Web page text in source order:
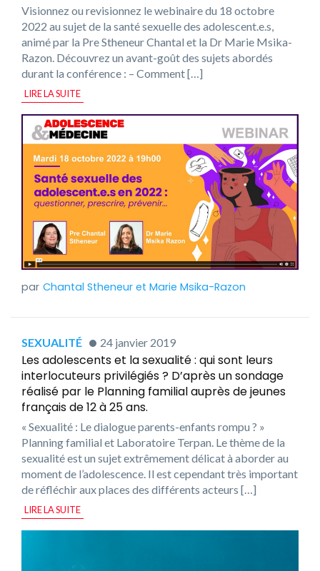
Visionnez ou revisionnez le webinaire du 18 octobre
2022 au sujet de la santé sexuelle des adolescent.e.s,
animé par la Pre Stheneur Chantal et la Dr Marie Msika-
Razon. Découvrez un avant-goût des sujets abordés
durant la conférence : – Comment […]
LIRE LA SUITE
Chantal Stheneur et Marie Msika-Razon
SEXUALITÉ 24 janvier 2019
Les adolescents et la sexualité : qui sont leurs
interlocuteurs privilégiés ? D’après un sondage
réalisé par le Planning familial auprès de jeunes
français de 12 à 25 ans.
« Sexualité : Le dialogue parents-enfants rompu ? »
Planning familial et Laboratoire Terpan. Le thème de la
sexualité est un sujet extrêmement délicat à aborder au
moment de l’adolescence. Il est cependant très important
de réfléchir aux places des différents acteurs […]
LIRE LA SUITE